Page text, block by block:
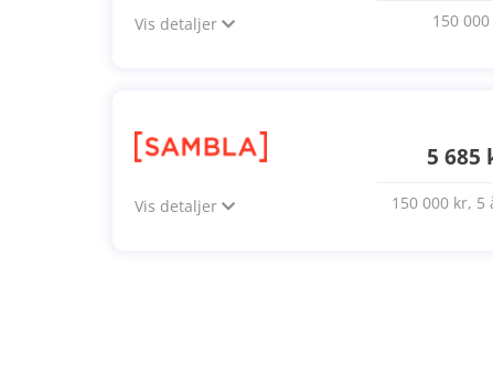
Vis detaljer 150
5 685
Vis detaljer 150 000 kr,